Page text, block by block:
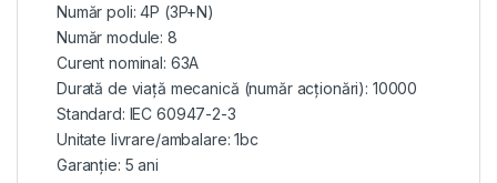
Număr poli: 4P (3P+N)
Număr module: 8
Curent nominal: 63A
Durată de viață mecanică (număr acționări): 10000
Standard: IEC 60947-2-3
Unitate livrare/ambalare: 1bc
Garanție: 5 ani